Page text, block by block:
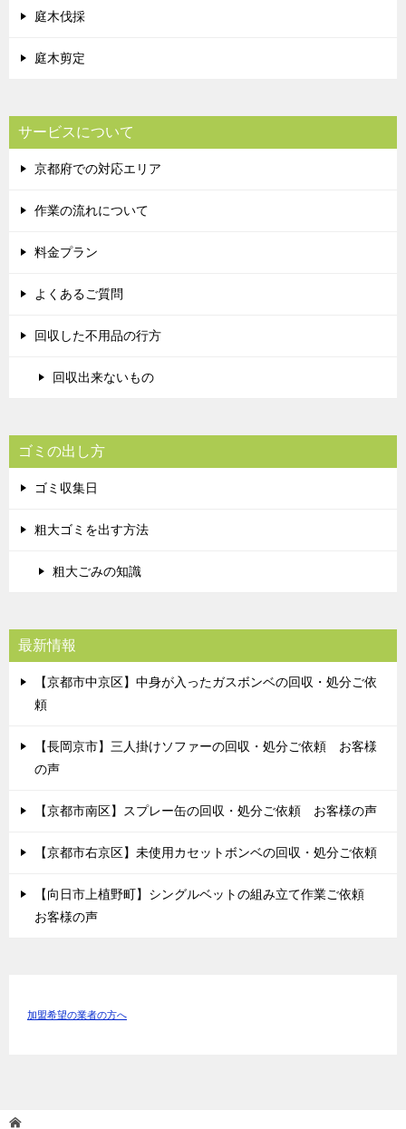
庭木伐採
庭木剪定
サービスについて
京都府での対応エリア
作業の流れについて
料金プラン
よくあるご質問
回収した不用品の行方
回収出来ないもの
ゴミの出し方
ゴミ収集日
粗大ゴミを出す方法
粗大ごみの知識
最新情報
【京都市中京区】中身が入ったガスボンベの回収・処分ご依
頼
【長岡京市】三人掛けソファーの回収・処分ご依頼 お客様
の声
【京都市南区】スプレー缶の回収・処分ご依頼 お客様の声
【京都市右京区】未使用カセットボンベの回収・処分ご依頼
【向日市上植野町】シングルベットの組み立て作業ご依頼
お客様の声
加盟希望の業者の方へ